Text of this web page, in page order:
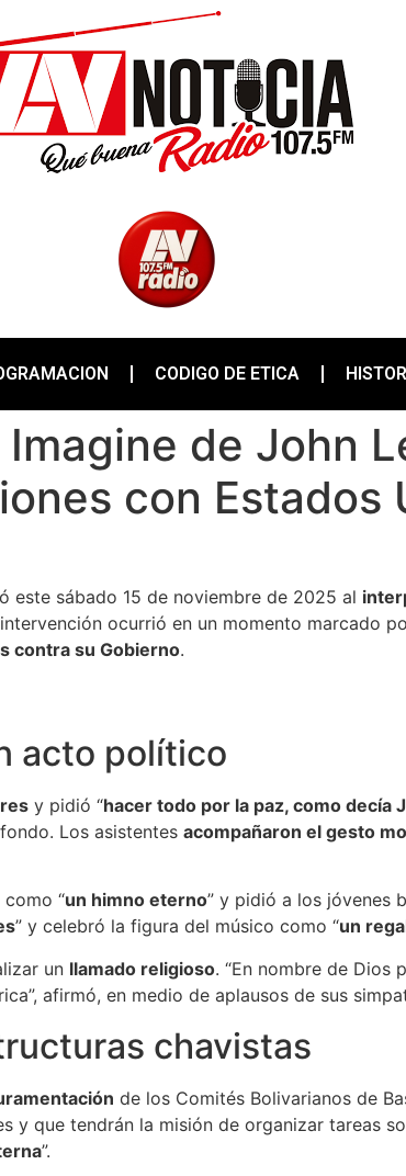
CODIGO DE ETICA
de John
con Estados
este sábado 15 de noviembre de 2025 al
ocurrió en un momento marcado
contra su Gobierno.
acto político
y pidió “hacer todo por la paz, como decía
Los asistentes acompañaron el gesto
“un himno eterno” y pidió a los jóvenes
” y celebró la figura del músico como “un
un llamado religioso. “En nombre de Dios
afirmó, en medio de aplausos de sus
chavistas
de los Comités Bolivarianos de
y que tendrán la misión de organizar tareas
”.